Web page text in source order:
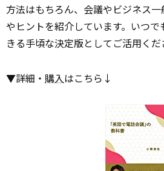
方法はもちろん、会議やビジネス
やヒントを紹介しています。いつ
きる手頃な決定版としてご活用くだ
▼詳細・ 購入はこちら↓